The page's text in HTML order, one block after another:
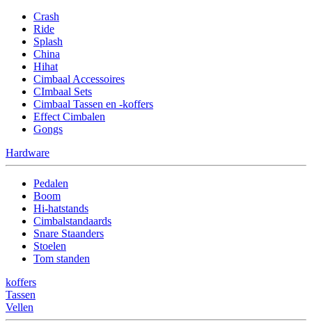
Crash
Ride
Splash
China
Hihat
Cimbaal Accessoires
CImbaal Sets
Cimbaal Tassen en -koffers
Effect Cimbalen
Gongs
Hardware
Pedalen
Boom
Hi-hatstands
Cimbalstandaards
Snare Staanders
Stoelen
Tom standen
koffers
Tassen
Vellen